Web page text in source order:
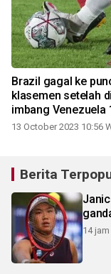
Brazil gagal ke
klasemen setelah
imbang Venezuela
13 October 2023 10:56
Berita
14